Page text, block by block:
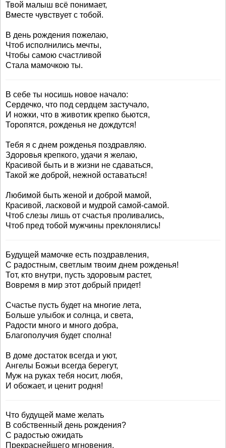
Твой малыш всё понимает,
Вместе чувствует с тобой.
В день рождения пожелаю,
Чтоб исполнились мечты,
Чтобы самою счастливой
Стала мамочкою ты.
В себе ты носишь новое начало:
Сердечко, что под сердцем застучало,
И ножки, что в животик крепко бьются,
Торопятся, рожденья не дождутся!
Тебя я с днем рожденья поздравляю.
Здоровья крепкого, удачи я желаю,
Красивой быть и в жизни не сдаваться,
Такой же доброй, нежной оставаться!
Любимой быть женой и доброй мамой,
Красивой, ласковой и мудрой самой-самой.
Чтоб слезы лишь от счастья проливались,
Чтоб пред тобой мужчины преклонялись!
Будущей мамочке есть поздравления,
С радостным, светлым твоим днем рожденья!
Тот, кто внутри, пусть здоровым растет,
Вовремя в мир этот добрый придет!
Счастье пусть будет на многие лета,
Больше улыбок и солнца, и света,
Радости много и много добра,
Благополучия будет сполна!
В доме достаток всегда и уют,
Ангелы Божьи всегда берегут,
Муж на руках тебя носит, любя,
И обожает, и ценит родня!
Что будущей маме желать
В собственный день рождения?
С радостью ожидать
Прекраснейшего мгновения.